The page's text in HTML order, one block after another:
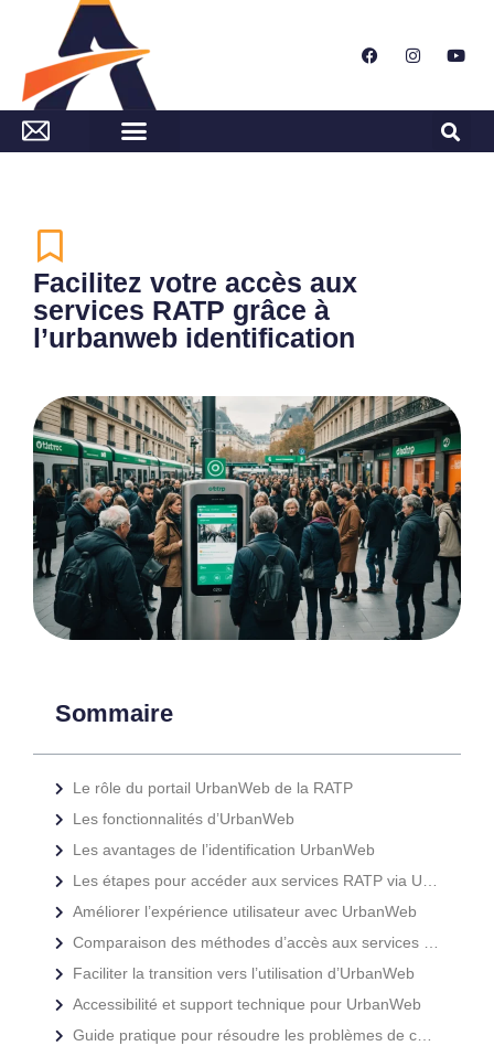
Facilitez votre accès aux
services RATP grâce à
l’urbanweb identification
Sommaire
Le rôle du portail UrbanWeb de la RATP
Les fonctionnalités d’UrbanWeb
Les avantages de l’identification UrbanWeb
Les étapes pour accéder aux services RATP via UrbanWeb
Améliorer l’expérience utilisateur avec UrbanWeb
Comparaison des méthodes d’accès aux services RATP pour les employés
Faciliter la transition vers l’utilisation d’UrbanWeb
Accessibilité et support technique pour UrbanWeb
Guide pratique pour résoudre les problèmes de connexion